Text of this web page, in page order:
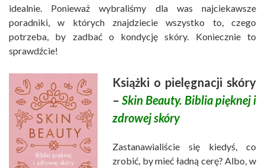
idealnie. Ponieważ wybraliśmy dla was najciekawsze
poradniki, w których znajdziecie wszystko to, czego
potrzeba, by zadbać o kondycję skóry. Koniecznie to
sprawdźcie!
Książki o pielęgnacji skóry
– Skin Beauty. Biblia pięknej i
zdrowej skóry
Zastanawialiście się kiedyś, co
zrobić, by mieć ładną cerę? Albo, w